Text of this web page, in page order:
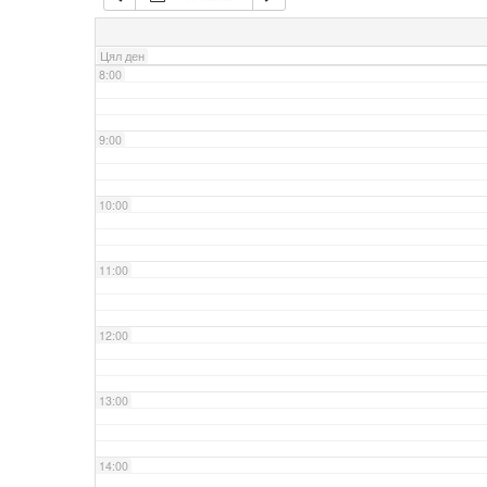
Цял ден
7:00
8:00
9:00
10:00
11:00
12:00
13:00
14:00